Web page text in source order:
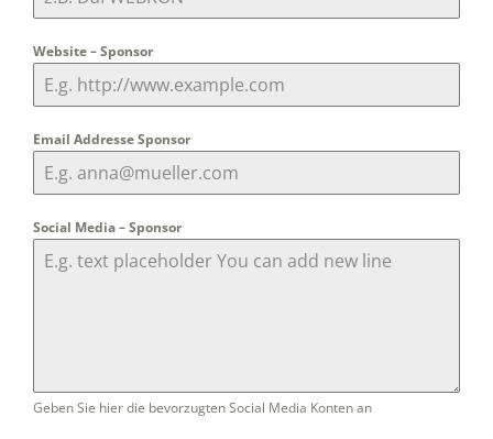
Website – Sponsor
Email Addresse Sponsor
Social Media – Sponsor
Geben Sie hier die bevorzugten Social Media Konten an